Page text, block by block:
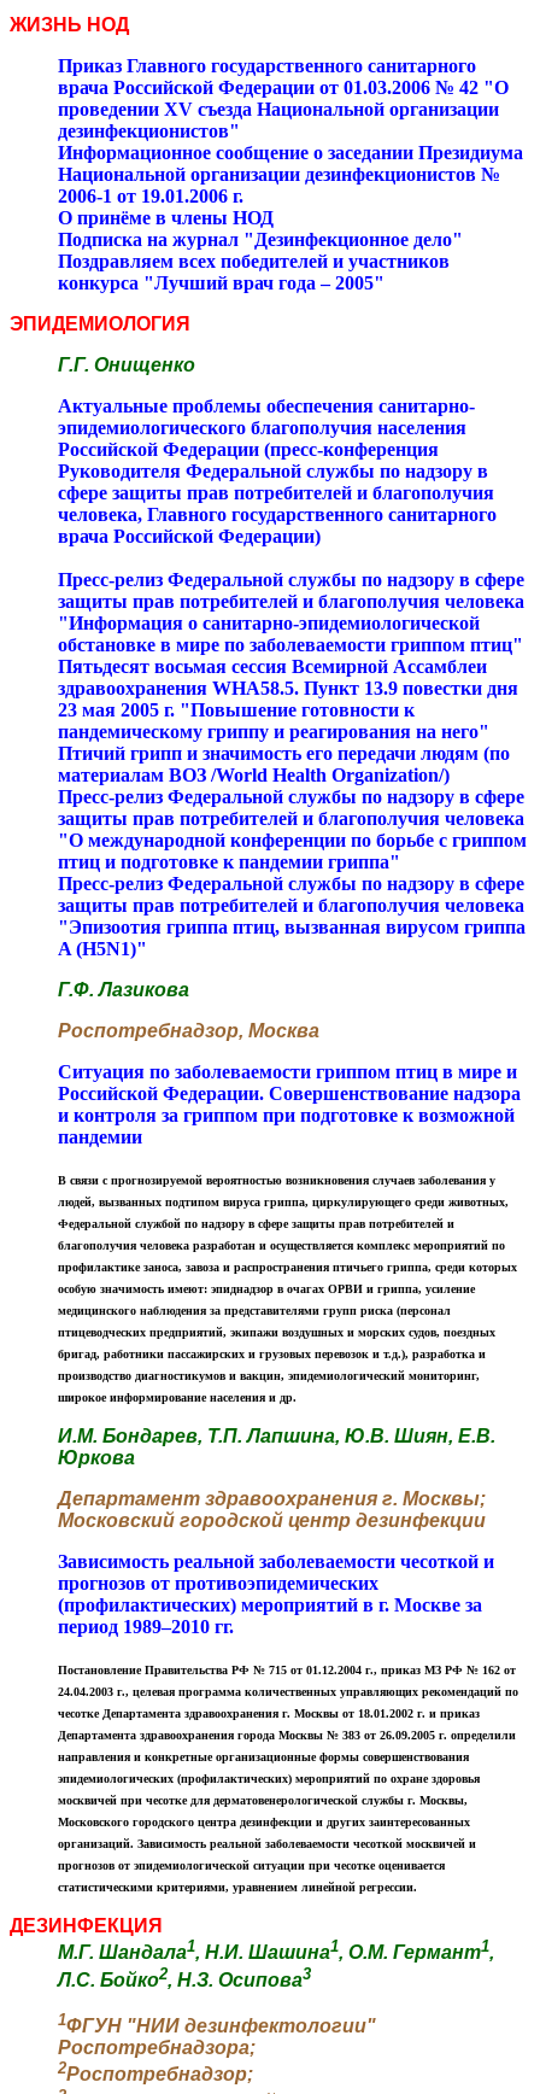
ЖИЗНЬ НОД
Приказ Главного государственного санитарного
врача Российской Федерации от 01.03.2006 № 42 "О
проведении XV съезда Национальной организации
дезинфекционистов"
Информационное сообщение о заседании Президиума
Национальной организации дезинфекционистов №
2006-1 от 19.01.2006 г.
О принёме в члены НОД
Подписка на журнал "Дезинфекционное дело"
Поздравляем всех победителей и участников
конкурса "Лучший врач года – 2005"
ЭПИДЕМИОЛОГИЯ
Г.Г. Онищенко
Актуальные проблемы обеспечения санитарно-
эпидемиологического благополучия населения
Российской Федерации (пресс-конференция
Руководителя Федеральной службы по надзору в
сфере защиты прав потребителей и благополучия
человека, Главного государственного санитарного
врача Российской Федерации)
Пресс-релиз Федеральной службы по надзору в сфере
защиты прав потребителей и благополучия человека
"Информация о санитарно-эпидемиологической
обстановке в мире по заболеваемости гриппом птиц"
Пятьдесят восьмая сессия Всемирной Ассамблеи
здравоохранения WHA58.5. Пункт 13.9 повестки дня
23 мая 2005 г. "Повышение готовности к
пандемическому гриппу и реагирования на него"
Птичий грипп и значимость его передачи людям (по
материалам ВОЗ /World Health Organization/)
Пресс-релиз Федеральной службы по надзору в сфере
защиты прав потребителей и благополучия человека
"О международной конференции по борьбе с гриппом
птиц и подготовке к пандемии гриппа"
Пресс-релиз Федеральной службы по надзору в сфере
защиты прав потребителей и благополучия человека
"Эпизоотия гриппа птиц, вызванная вирусом гриппа
A (Н5N1)"
Г.Ф. Лазикова
Роспотребнадзор, Москва
Ситуация по заболеваемости гриппом птиц в мире и
Российской Федерации. Совершенствование надзора
и контроля за гриппом при подготовке к возможной
пандемии
В связи с прогнозируемой вероятностью возникновения случаев заболевания у
людей, вызванных подтипом вируса гриппа, циркулирующего среди животных,
Федеральной службой по надзору в сфере защиты прав потребителей и
благополучия человека разработан и осуществляется комплекс мероприятий по
профилактике заноса, завоза и распространения птичьего гриппа, среди которых
особую значимость имеют: эпиднадзор в очагах ОРВИ и гриппа, усиление
медицинского наблюдения за представителями групп риска (персонал
птицеводческих предприятий, экипажи воздушных и морских судов, поездных
бригад, работники пассажирских и грузовых перевозок и т.д.), разработка и
производство диагностикумов и вакцин, эпидемиологический мониторинг,
широкое информирование населения и др.
И.М. Бондарев, Т.П. Лапшина, Ю.В. Шиян, Е.В.
Юркова
Департамент здравоохранения г. Москвы;
Московский городской центр дезинфекции
Зависимость реальной заболеваемости чесоткой и
прогнозов от противоэпидемических
(профилактических) мероприятий в г. Москве за
период 1989–2010 гг.
Постановление Правительства РФ № 715 от 01.12.2004 г., приказ МЗ РФ № 162 от
24.04.2003 г., целевая программа количественных управляющих рекомендаций по
чесотке Департамента здравоохранения г. Москвы от 18.01.2002 г. и приказ
Департамента здравоохранения города Москвы № 383 от 26.09.2005 г. определили
направления и конкретные организационные формы совершенствования
эпидемиологических (профилактических) мероприятий по охране здоровья
москвичей при чесотке для дерматовенерологической службы г. Москвы,
Московского городского центра дезинфекции и других заинтересованных
организаций. Зависимость реальной заболеваемости чесоткой москвичей и
прогнозов от эпидемиологической ситуации при чесотке оценивается
статистическими критериями, уравнением линейной регрессии.
ДЕЗИНФЕКЦИЯ
М.Г. Шандала1, Н.И. Шашина1, О.М. Германт1,
Л.С. Бойко2, Н.З. Осипова3
1ФГУН "НИИ дезинфектологии"
Роспотребнадзора;
2Роспотребнадзор;